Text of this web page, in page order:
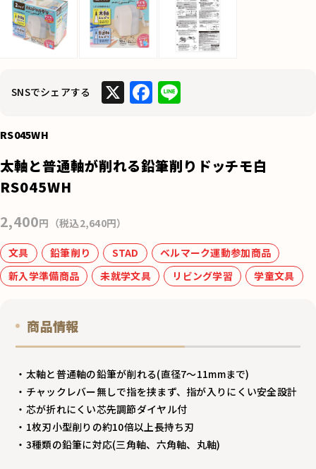
SNSでシェアする X F
e
b
k
Li
RS045WH
太軸と普通軸が削れる鉛筆削りドッチモ白
RS045WH
2,400円（税込2,640円）
文具 鉛筆削り STAD
ベルマーク運動参加商品
新入学準備商品
未就学文具 リビング学習 学童文具
商品情報
・太軸と普通軸の鉛筆が削れる(直径7～11mmまで)
・チャックレバー無しで指を挟まず、指が入りにくい安全設計
・芯が折れにくい芯先調節ダイヤル付
・1枚刃小型削りの約10倍以上長持ち刃
・3種類の鉛筆に対応(三角軸、六角軸、丸軸)